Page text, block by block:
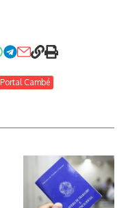
Portal Cambé